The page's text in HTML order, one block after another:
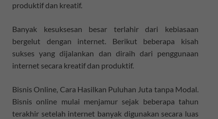
produktif dan kreatif.
Banyak kesuksesan besar terlahir dari kebiasaan
bergelut dengan internet. Berikut beberapa kisah
sukses yang dijalankan dan diraih dari penggunaan
internet secara kreatif dan produktif.
Bisnis Online, Cara Hasilkan Puluhan Juta tanpa Modal.
Bisnis online mulai menjamur sejak beberapa tahun
terakhir setelah internet banyak digunakan secara luas